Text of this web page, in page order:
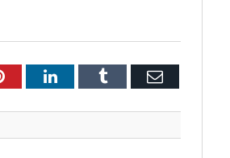
PinterestLinkedInTumblr Email